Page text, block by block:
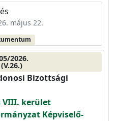
május 22.
2026.
(V.26.)
Bizottsági
VIII. kerület
Képviselő-